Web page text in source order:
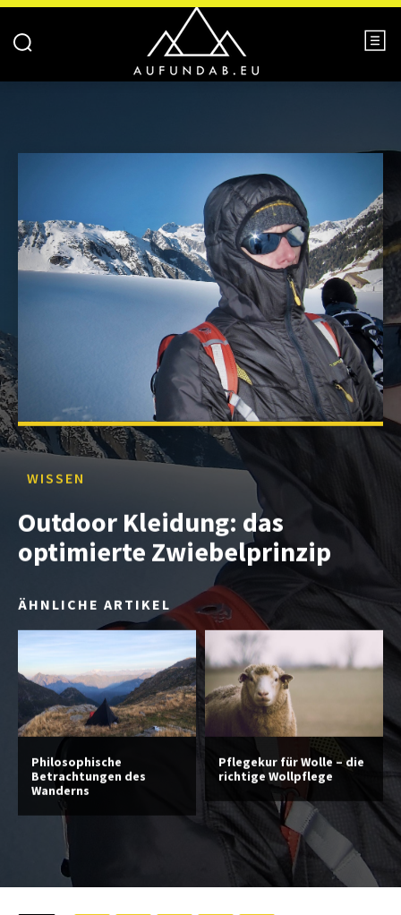
WISSEN
Outdoor Kleidung: das
optimierte Zwiebelprinzip
ÄHNLICHE ARTIKEL
Philosophische
Betrachtungen des
Wanderns
Pflegekur für Wolle – die
richtige Wollpflege